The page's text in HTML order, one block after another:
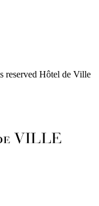
reserved Hôtel de Ville